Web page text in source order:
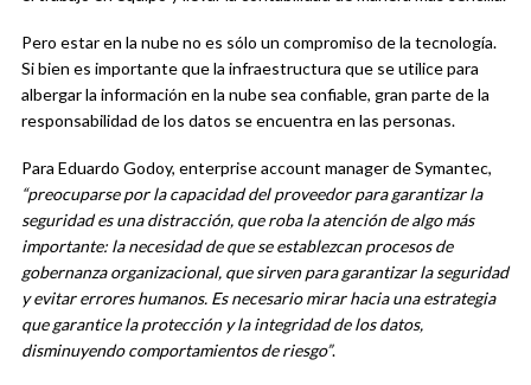
Pero estar en la nube no es sólo un compromiso de la tecnología.
Si bien es importante que la infraestructura que se utilice para
albergar la información en la nube sea confiable, gran parte de la
responsabilidad de los datos se encuentra en las personas.
Para Eduardo Godoy, enterprise account manager de Symantec,
“preocuparse por la capacidad del proveedor para garantizar la
seguridad es una distracción, que roba la atención de algo más
importante: la necesidad de que se establezcan procesos de
gobernanza organizacional, que sirven para garantizar la seguridad
y evitar errores humanos. Es necesario mirar hacia una estrategia
que garantice la protección y la integridad de los datos,
disminuyendo comportamientos de riesgo”.